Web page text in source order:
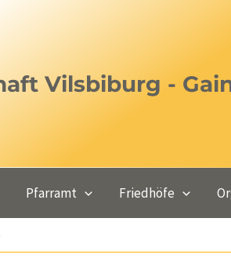
Vilsbiburg -
Pfarramt Friedhöfe